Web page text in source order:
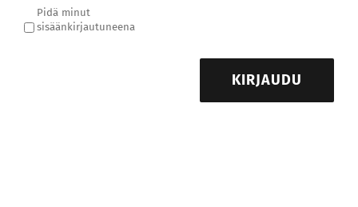
Pidä minut
sisäänkirjautuneena
KIRJAUDU